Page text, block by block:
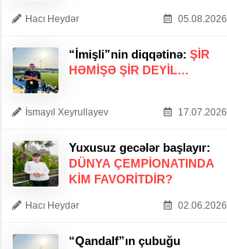
Hacı Heydər 05.08.2026
“İmişli”nin diqqətinə: ŞIR
HƏMIŞƏ ŞIR DEYIL…
İsmayıl Xeyrullayev 17.07.2026
Yuxusuz gecələr başlayır:
DÜNYA ÇEMPIONATINDA
KIM FAVORITDIR?
Hacı Heydər 02.06.2026
“Qandalf”ın çubuğu